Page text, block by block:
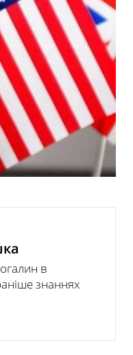
в
знаннях